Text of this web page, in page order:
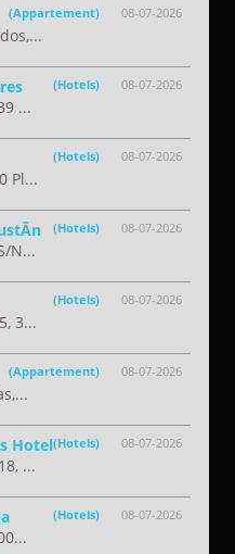
08-07-2026
(Appartement)
08-07-2026
(Hotels)
...
08-07-2026
(Hotels)
Pl...
08-07-2026
(Hotels)
N...
08-07-2026
(Hotels)
3...
08-07-2026
(Appartement)
08-07-2026
Hotel(Hotels)
...
08-07-2026
(Hotels)